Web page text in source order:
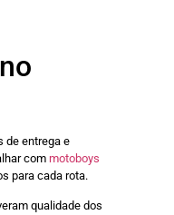
de entrega e
com motoboys
para cada rota.
qualidade dos